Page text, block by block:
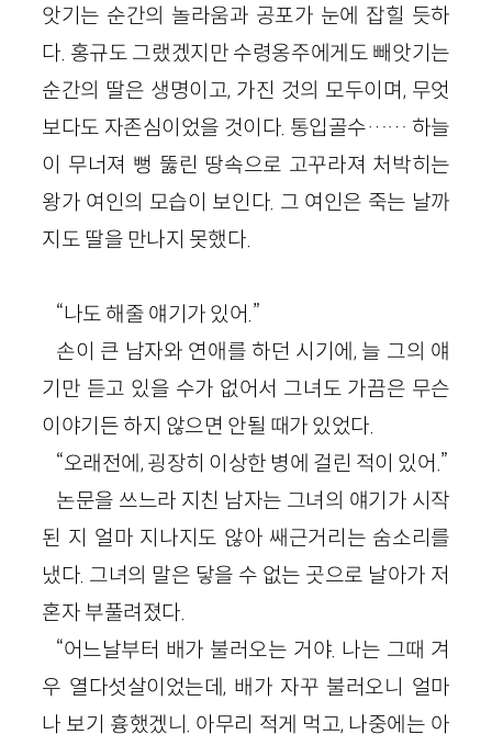
앗기는 순간의 놀라움과 공포가 눈에 잡힐 듯하
다. 홍규도 그랬겠지만 수령옹주에게도 빼앗기는
순간의 딸은 생명이고, 가진 것의 모두이며, 무엇
보다도 자존심이었을 것이다. 통입골수…… 하늘
이 무너져 뻥 뚫린 땅속으로 고꾸라져 처박히는
왕가 여인의 모습이 보인다. 그 여인은 죽는 날까
지도 딸을 만나지 못했다.
“나도 해줄 얘기가 있어.”
손이 큰 남자와 연애를 하던 시기에, 늘 그의 얘
기만 듣고 있을 수가 없어서 그녀도 가끔은 무슨
이야기든 하지 않으면 안될 때가 있었다.
“오래전에, 굉장히 이상한 병에 걸린 적이 있어.”
논문을 쓰느라 지친 남자는 그녀의 얘기가 시작
된 지 얼마 지나지도 않아 쌔근거리는 숨소리를
냈다. 그녀의 말은 닿을 수 없는 곳으로 날아가 저
혼자 부풀려졌다.
“어느날부터 배가 불러오는 거야. 나는 그때 겨
우 열다섯살이었는데, 배가 자꾸 불러오니 얼마
나 보기 흉했겠니. 아무리 적게 먹고, 나중에는 아